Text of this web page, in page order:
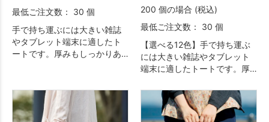
最低ご注文数： 30 個
手で持ち運ぶには大きい雑誌
やタブレット端末に適したト
ートです。厚みもしっかりあ
としても使い勝手の良いサイ
ズです。本体色も11色展開で
お好みの色を選べます。
200 個の場合 (税込)
最低ご注文数： 30 個
【選べる12色】手で持ち運ぶ
には大きい雑誌やタブレット
端末に適したトートです。厚
りたたんでバッグに忍ばせれ
ば、サブバッグとしても使い
勝手の良いサイズです。本体